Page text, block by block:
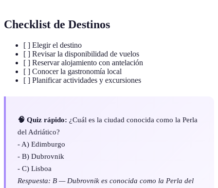
Checklist de Destinos
[ ] Elegir el destino
[ ] Revisar la disponibilidad de vuelos
[ ] Reservar alojamiento con antelación
[ ] Conocer la gastronomía local
[ ] Planificar actividades y excursiones
🧠 Quiz rápido: ¿Cuál es la ciudad conocida como la Perla
del Adriático?
- A) Edimburgo
- B) Dubrovnik
- C) Lisboa
Respuesta: B — Dubrovnik es conocida como la Perla del